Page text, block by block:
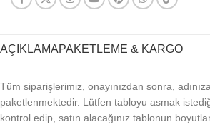
AÇIKLAMAPAKETLEME & KARGO
Tüm siparişlerimiz, onayınızdan sonra,
paketlenmektedir. Lütfen tabloyu asmak
kontrol edip, satın alacağınız tablonun